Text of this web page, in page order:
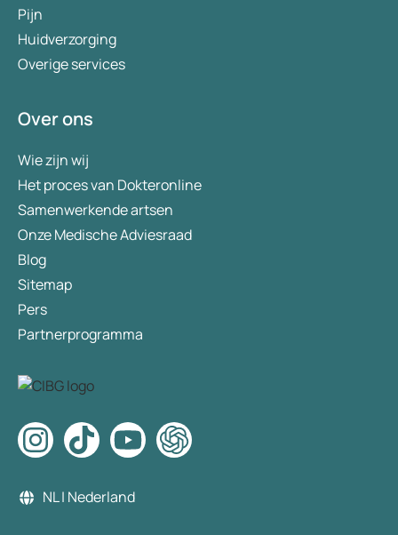
Pijn
Huidverzorging
Overige services
Over ons
Wie zijn wij
Het proces van Dokteronline
Samenwerkende artsen
Onze Medische Adviesraad
Blog
Sitemap
Pers
Partnerprogramma
NL | Nederland